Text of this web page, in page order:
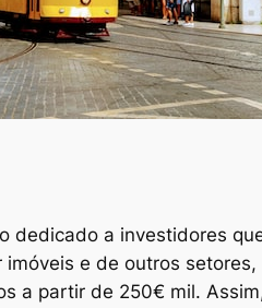
dedicado a investidores
e de outros
a partir de 250€ mil.